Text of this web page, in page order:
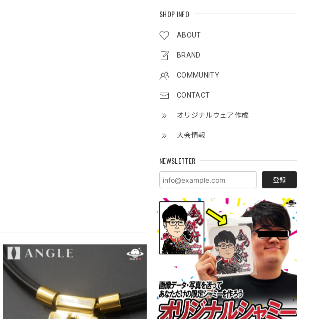
SHOP INFO
ABOUT
BRAND
COMMUNITY
CONTACT
オリジナルウェア作成
大会情報
NEWSLETTER
登録